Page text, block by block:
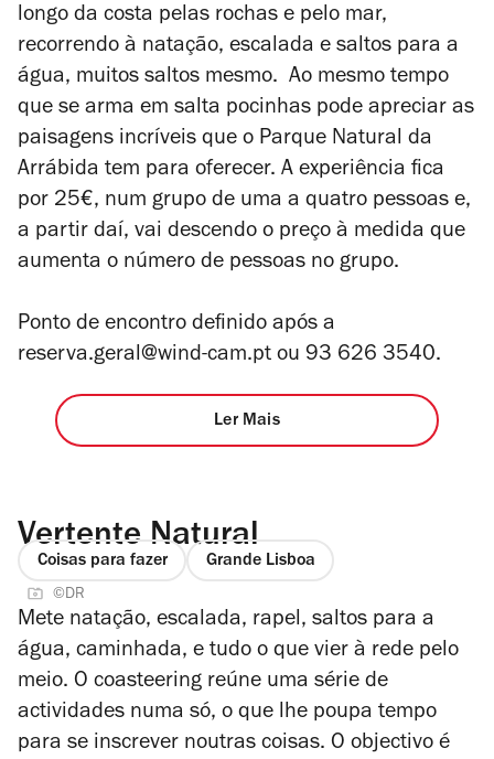
longo da costa pelas rochas e pelo mar,
recorrendo à natação, escalada e saltos para a
água, muitos saltos mesmo. Ao mesmo tempo
que se arma em salta pocinhas pode apreciar as
paisagens incríveis que o Parque Natural da
Arrábida tem para oferecer. A experiência fica
por 25€, num grupo de uma a quatro pessoas e,
a partir daí, vai descendo o preço à medida que
aumenta o número de pessoas no grupo.
Ponto de encontro definido após a
reserva.geral@wind-cam.pt ou 93 626 3540.
Ler Mais
Vertente Natural
Coisas para fazer Grande Lisboa
©DR
Mete natação, escalada, rapel, saltos para a
água, caminhada, e tudo o que vier à rede pelo
meio. O coasteering reúne uma série de
actividades numa só, o que lhe poupa tempo
para se inscrever noutras coisas. O objectivo é